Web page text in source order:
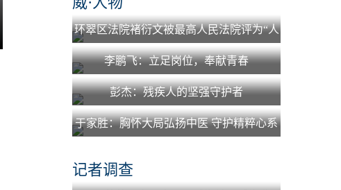
环翠区法院褚衍文被最高人民法院评为“人
民法院少年法庭工作先进个人”
李鹏飞：立足岗位，奉献青春
彭杰：残疾人的坚强守护者
于家胜：胸怀大局弘扬中医 守护精粹心系
记者调查